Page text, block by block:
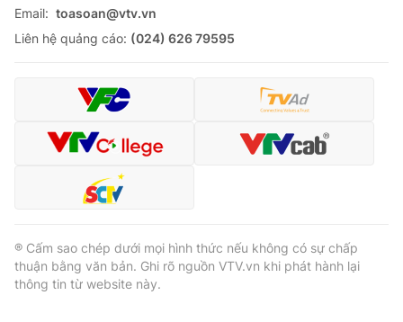
Tổng Biên tập:Vũ Thanh Thủy
Phó Tổng Biên tập: Nguyễn Thị Mỹ Hạnh, Phạm Quốc Thắng,
Ðiện thoại Thời báo VTV:
Email:toasoan@vtv.vn
Liên hệ quảng cáo:024-7300.7108
Email: toasoan@vtv.vn
Liên hệ quảng cáo: (024) 626 79595
® Cấm sao chép dưới mọi hình thức nếu không có sự chấp
thuận bằng văn bản. Ghi rõ nguồn VTV.vn khi phát hành lại
thông tin từ website này.